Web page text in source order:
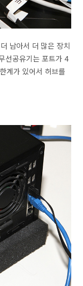
남아서 더 많은 장치
선공유기는 포트가 4
계가 있어서 허브를